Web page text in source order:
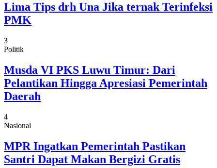
Lima Tips drh Una Jika ternak Terinfeksi
PMK
3
Politik
Musda VI PKS Luwu Timur: Dari
Pelantikan Hingga Apresiasi Pemerintah
Daerah
4
Nasional
MPR Ingatkan Pemerintah Pastikan
Santri Dapat Makan Bergizi Gratis